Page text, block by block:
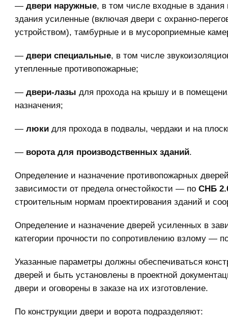
— двери наружные, в том числе входные в здания
здания усиленные (включая двери с охранно-
устройством), тамбурные и в мусороприемные
— двери специальные, в том числе
утепленные противопожарные;
— двери-лазы для прохода на крышу и в
назначения;
— люки для прохода в подвалы, чердаки и на
— ворота для производственных зданий.
Определение и назначение противопожарных
зависимости от предела огнестойкости — по СНБ
строительным нормам проектирования зданий и
Определение и назначение дверей усиленных в
категории прочности по сопротивлению взлому —
Указанные параметры должны обеспечиваться
дверей и быть установлены в проектной
двери и оговорены в заказе на их изготовление.
По конструкции двери и ворота подразделяют: